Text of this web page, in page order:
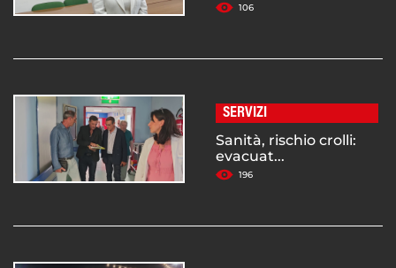
106
SERVIZI
Sanità, rischio crolli:
evacuat...
196